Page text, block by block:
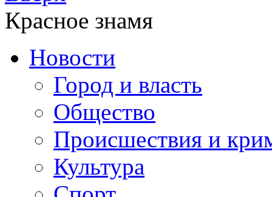
Красное знамя
Новости
Город и власть
Общество
Происшествия и
Культура